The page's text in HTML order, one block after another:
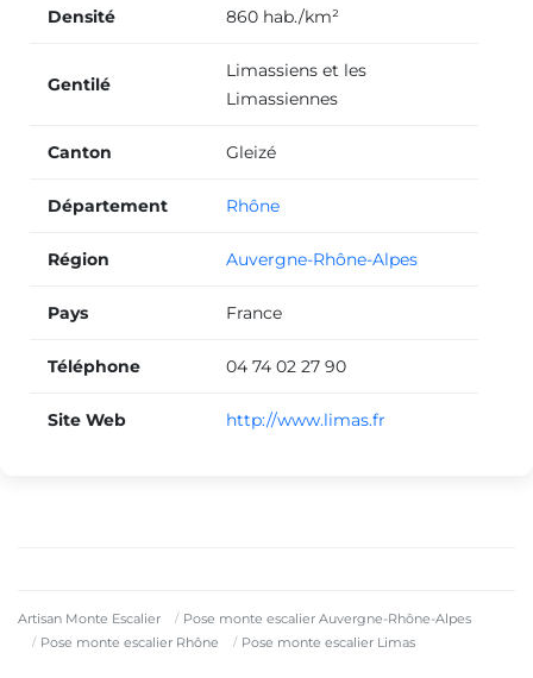
Artisan Monte Escalier
Pose monte escalier Auvergne-Rhône-Alpes
Pose monte escalier Rhône
Pose monte escalier Limas
Densité 860 hab./km²
Gentilé
Limassiens et les
Limassiennes
Canton Gleizé
Département Rhône
Région Auvergne-Rhône-Alpes
Pays France
Téléphone 04 74 02 27 90
Site Web http://www.limas.fr